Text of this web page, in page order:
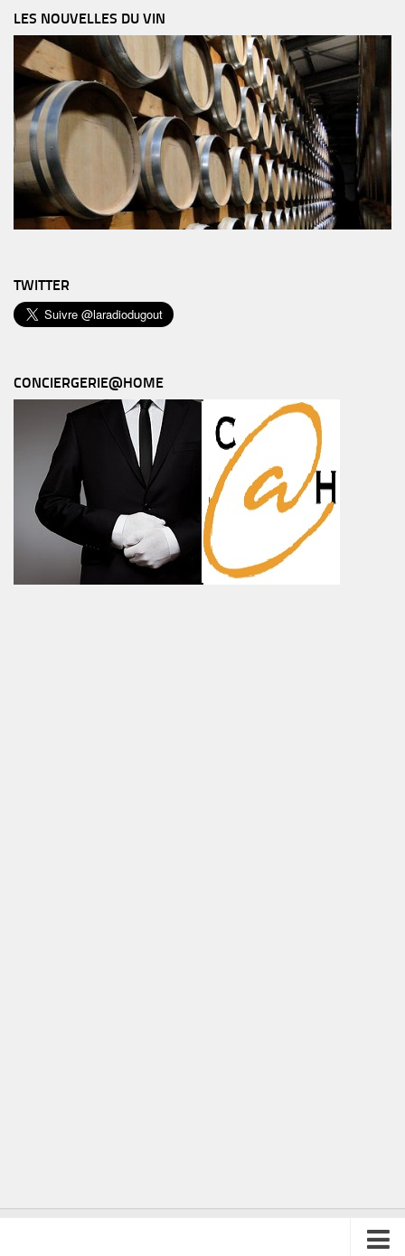
LES NOUVELLES DU VIN
TWITTER
CONCIERGERIE@HOME